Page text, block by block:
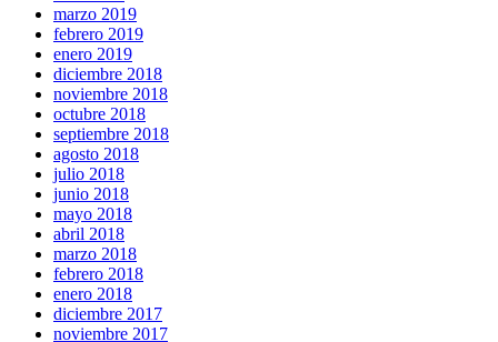
marzo 2019
febrero 2019
enero 2019
diciembre 2018
noviembre 2018
octubre 2018
septiembre 2018
agosto 2018
julio 2018
junio 2018
mayo 2018
abril 2018
marzo 2018
febrero 2018
enero 2018
diciembre 2017
noviembre 2017